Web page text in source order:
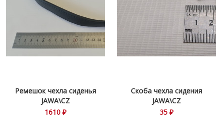
Ремешок чехла сиденья
JAWA\CZ
1610 ₽
Скоба чехла сидения
JAWA\CZ
35 ₽